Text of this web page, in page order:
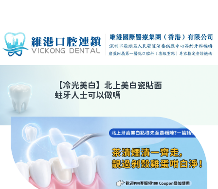
【冷光美白】 北上美白瓷貼面
蛀牙人士可以做嗎